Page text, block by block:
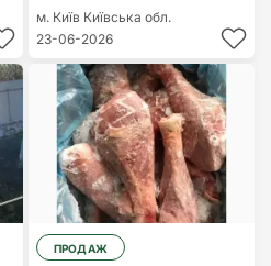
м. Київ Київська обл.
23-06-2026
ПРОДАЖ